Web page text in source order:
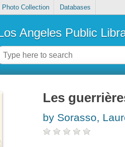
Photo Collection Databases
Angeles Public
Les
by Sorasso,